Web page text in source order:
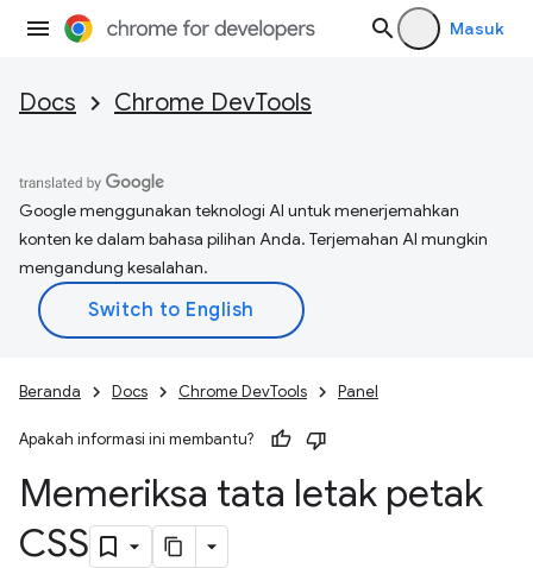
Masuk
Docs Chrome DevTools
Google menggunakan teknologi AI untuk menerjemahkan
konten ke dalam bahasa pilihan Anda. Terjemahan AI mungkin
mengandung kesalahan.
Beranda Docs Chrome DevTools Panel
Apakah informasi ini membantu?
Memeriksa tata letak petak
CSS